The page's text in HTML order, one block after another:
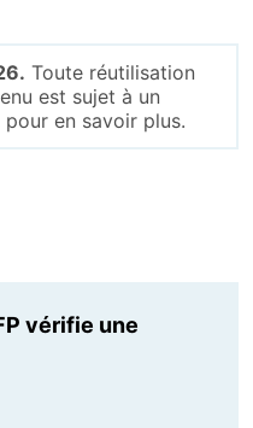
Toute réutilisation
est sujet à un
pour en savoir plus.
vérifie une